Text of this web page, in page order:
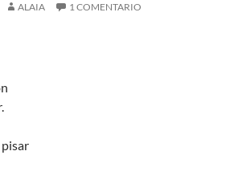
ALAIA 1 COMENTARIO